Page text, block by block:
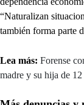
“Naturalizan
también forma parte
Lea más: Forense
madre y su hija de 12